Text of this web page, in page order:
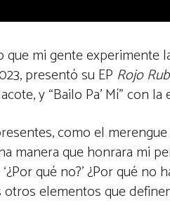
mi gente experimente
presentó su EP Rojo
y “Bailo Pa’ Mí” con
como el
manera que honrara mi
qué no?’ ¿Por qué
elementos que